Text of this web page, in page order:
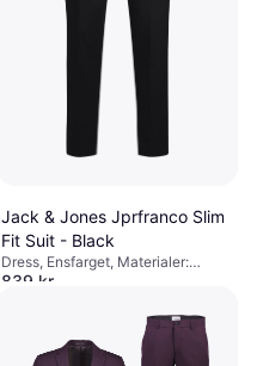
Jack & Jones Jprfranco Slim
Fit Suit - Black
Dress, Ensfarget, Materialer:
Elastan / Lycra / Spandex, Viskose,
839 kr